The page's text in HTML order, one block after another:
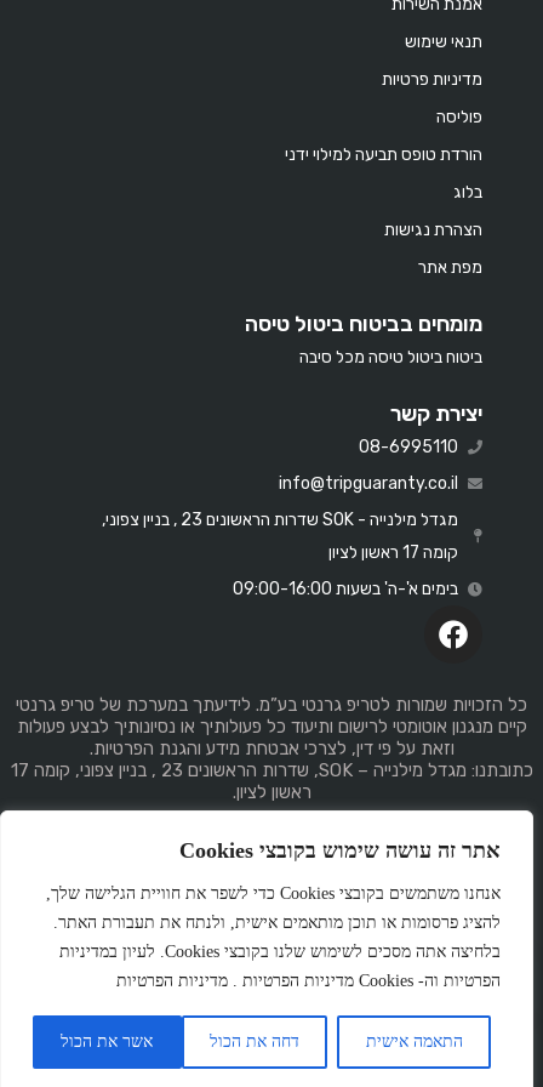
אתר זה עושה שימוש בקובצי Cookies
אנחנו משתמשים בקובצי Cookies כדי לשפר את חוויית הגלישה שלך,
להציג פרסומות או תוכן מותאמים אישית, ולנתח את תעבורת האתר.
בלחיצה אתה מסכים לשימוש שלנו בקובצי Cookies. לעיון במדיניות
הפרטיות וה- Cookies מדיניות הפרטיות . מדיניות הפרטיות
התאמה אישית דחה את הכול אשר את הכול
אמנת השירות
תנאי שימוש
מדיניות פרטיות
פוליסה
הורדת טופס תביעה למילוי ידני
בלוג
הצהרת נגישות
מפת אתר
מומחים בביטוח ביטול טיסה
ביטוח ביטול טיסה מכל סיבה
יצירת קשר
08-6995110
info@tripguaranty.co.il
מגדל מילנייה - SOK שדרות הראשונים 23 , בניין צפוני,
קומה 17 ראשון לציון
בימים א'-ה' בשעות 09:00-16:00
כל הזכויות שמורות לטריפ גרנטי בע”מ. לידיעתך במערכת של טריפ גרנטי
קיים מנגנון אוטומטי לרישום ותיעוד כל פעולותיך או נסיונותיך לבצע פעולות
וזאת על פי דין, לצרכי אבטחת מידע והגנת הפרטיות.
כתובתנו: מגדל מילנייה – SOK, שדרות הראשונים 23 , בניין צפוני, קומה 17
ראשון לציון.
Madeby GemPlan